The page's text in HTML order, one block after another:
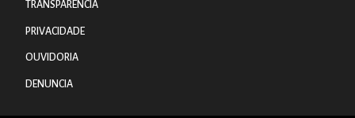
TRANSPARÊNCIA
PRIVACIDADE
OUVIDORIA
DENUNCIA